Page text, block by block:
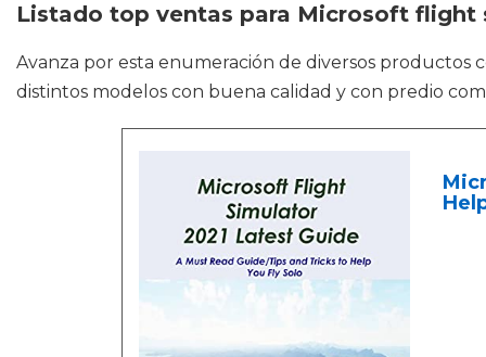
Listado top ventas para Microsoft flight
Avanza por esta enumeración de diversos productos
distintos modelos con buena calidad y con predio